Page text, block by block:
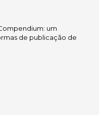
um
de publicação de